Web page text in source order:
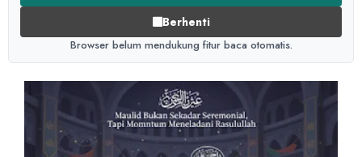
Berhenti
Browser belum mendukung fitur baca otomatis.